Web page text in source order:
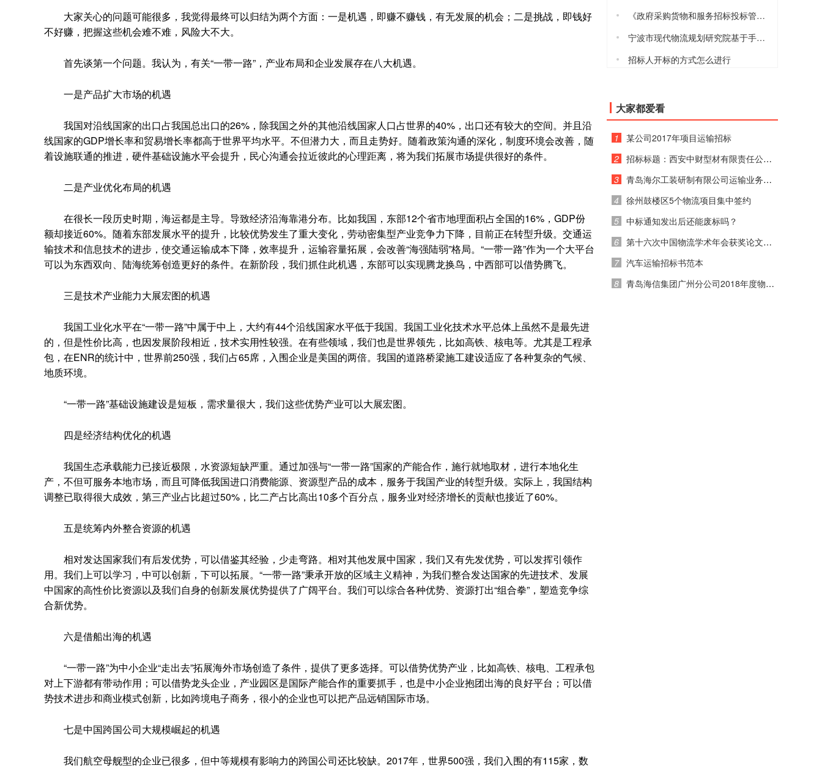
大家关心的问题可能很多，我觉得最终可以归结为两个方面：一是机遇，即赚不赚钱，有无发展的机会；二是挑战，即钱好
不好赚，把握这些机会难不难，风险大不大。
首先谈第一个问题。我认为，有关“一带一路”，产业布局和企业发展存在八大机遇。
一是产品扩大市场的机遇
我国对沿线国家的出口占我国总出口的26%，除我国之外的其他沿线国家人口占世界的40%，出口还有较大的空间。并且沿
线国家的GDP增长率和贸易增长率都高于世界平均水平。不但潜力大，而且走势好。随着政策沟通的深化，制度环境会改善，随
着设施联通的推进，硬件基础设施水平会提升，民心沟通会拉近彼此的心理距离，将为我们拓展市场提供很好的条件。
二是产业优化布局的机遇
在很长一段历史时期，海运都是主导。导致经济沿海靠港分布。比如我国，东部12个省市地理面积占全国的16%，GDP份
额却接近60%。随着东部发展水平的提升，比较优势发生了重大变化，劳动密集型产业竞争力下降，目前正在转型升级。交通运
输技术和信息技术的进步，使交通运输成本下降，效率提升，运输容量拓展，会改善“海强陆弱”格局。“一带一路”作为一个大平台
可以为东西双向、陆海统筹创造更好的条件。在新阶段，我们抓住此机遇，东部可以实现腾龙换鸟，中西部可以借势腾飞。
三是技术产业能力大展宏图的机遇
我国工业化水平在“一带一路”中属于中上，大约有44个沿线国家水平低于我国。我国工业化技术水平总体上虽然不是最先进
的，但是性价比高，也因发展阶段相近，技术实用性较强。在有些领域，我们也是世界领先，比如高铁、核电等。尤其是工程承
包，在ENR的统计中，世界前250强，我们占65席，入围企业是美国的两倍。我国的道路桥梁施工建设适应了各种复杂的气候、
地质环境。
“一带一路”基础设施建设是短板，需求量很大，我们这些优势产业可以大展宏图。
四是经济结构优化的机遇
我国生态承载能力已接近极限，水资源短缺严重。通过加强与“一带一路”国家的产能合作，施行就地取材，进行本地化生
产，不但可服务本地市场，而且可降低我国进口消费能源、资源型产品的成本，服务于我国产业的转型升级。实际上，我国结构
调整已取得很大成效，第三产业占比超过50%，比二产占比高出10多个百分点，服务业对经济增长的贡献也接近了60%。
五是统筹内外整合资源的机遇
相对发达国家我们有后发优势，可以借鉴其经验，少走弯路。相对其他发展中国家，我们又有先发优势，可以发挥引领作
用。我们上可以学习，中可以创新，下可以拓展。“一带一路”秉承开放的区域主义精神，为我们整合发达国家的先进技术、发展
中国家的高性价比资源以及我们自身的创新发展优势提供了广阔平台。我们可以综合各种优势、资源打出“组合拳”，塑造竞争综
合新优势。
六是借船出海的机遇
“一带一路”为中小企业“走出去”拓展海外市场创造了条件，提供了更多选择。可以借势优势产业，比如高铁、核电、工程承包
对上下游都有带动作用；可以借势龙头企业，产业园区是国际产能合作的重要抓手，也是中小企业抱团出海的良好平台；可以借
势技术进步和商业模式创新，比如跨境电子商务，很小的企业也可以把产品远销国际市场。
七是中国跨国公司大规模崛起的机遇
我们航空母舰型的企业已很多，但中等规模有影响力的跨国公司还比较缺。2017年，世界500强，我们入围的有115家，数
《政府采购货物和服务招标投标管理办法》2017年10月1日起施行
宁波市现代物流规划研究院基于手机信令的宁波城际铁路客流数据模型与预测分析研究课题项目的采购公告
招标人开标的方式怎么进行
大家都爱看
1
2
3
4
5
6
7
8
某公司2017年项目运输招标
招标标题：西安中财型材有限责任公司 2017年运输招标公告
青岛海尔工装研制有限公司运输业务竞价通知
徐州鼓楼区5个物流项目集中签约
中标通知发出后还能废标吗？
第十六次中国物流学术年会获奖论文公示
汽车运输招标书范本
青岛海信集团广州分公司2018年度物流运输招标公告